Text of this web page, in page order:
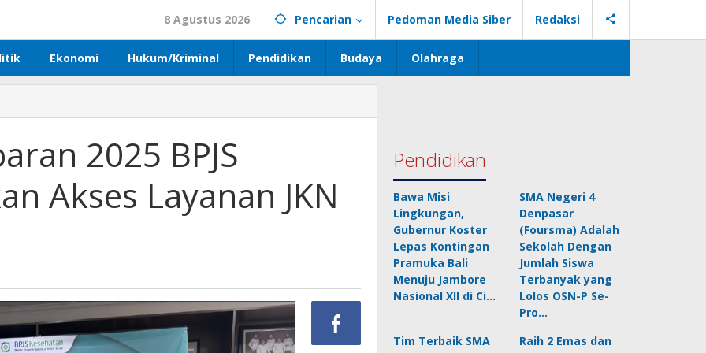
8 Agustus 2026 Pencarian Pedoman Media Siber Redaksi
Ekonomi Hukum/Kriminal Pendidikan Budaya Olahraga
2025 BPJS
Akses Layanan JKN
Pendidikan
Bawa Misi
Lingkungan,
Gubernur Koster
Lepas Kontingan
Pramuka Bali
Menuju Jambore
Nasional XII di Ci…
SMA Negeri 4
Denpasar
(Foursma) Adalah
Sekolah Dengan
Jumlah Siswa
Terbanyak yang
Lolos OSN-P Se-
Pro…
Tim Terbaik SMA
Raih 2 Emas dan